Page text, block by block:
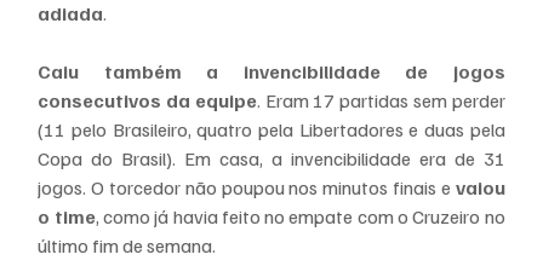
adiada.
Caiu também a invencibilidade de jogos
consecutivos da equipe. Eram 17 partidas sem perder
(11 pelo Brasileiro, quatro pela Libertadores e duas pela
Copa do Brasil). Em casa, a invencibilidade era de 31
jogos. O torcedor não poupou nos minutos finais e vaiou
o time, como já havia feito no empate com o Cruzeiro no
último fim de semana.